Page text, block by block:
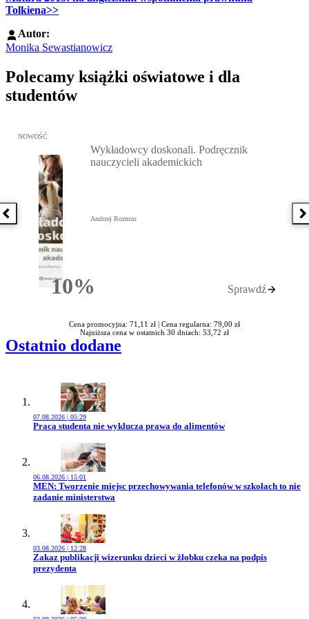
Tolkiena>>
Autor:
Monika Sewastianowicz
Polecamy książki oświatowe i dla
studentów
Poprzednia książka
Przejdź do: Wykładowcy doskonali. Podręcznik nauczycieli
NOWOŚĆ
10%Rabatu
Wykładowcy doskonali. Podręcznik
nauczycieli akademickich
Andrzej Rozmus
Sprawdź
Cena promocyjna: 71,11 zł | Cena regularna: 79,00 zł
Najniższa cena w ostatnich 30 dniach: 53,72 zł
Ostatnio dodane
07.08.2026 | 05:29
Przejdź do artykułu:
Praca studenta nie wyklucza prawa do alimentów
06.08.2026 | 15:01
Przejdź do artykułu:
MEN: Tworzenie miejsc przechowywania telefonów w szkołach to nie
zadanie ministerstwa
03.08.2026 | 12:28
Przejdź do artykułu:
Zakaz publikacji wizerunku dzieci w żłobku czeka na podpis
prezydenta